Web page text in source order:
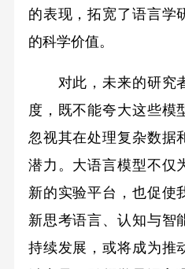
的表现，拓宽了语言学
的科学价值。
对此，未来的研究
度，既不能夸大这些模
忽视其在处理复杂数据
潜力。大语言模型不仅
新的实验平台，也促使
新思考语言、认知与智
持续发展，或将成为推